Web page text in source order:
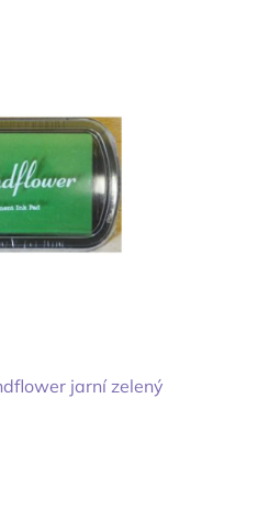
jarní zelený